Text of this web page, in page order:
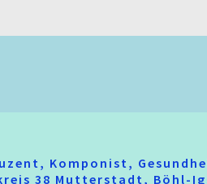
Komponist,
38 Mutterstadt,